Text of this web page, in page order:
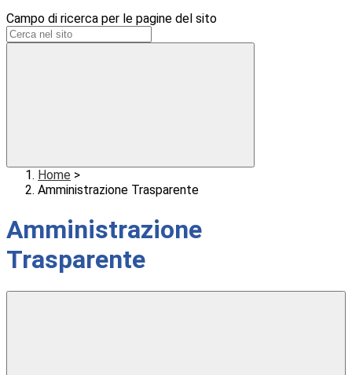
Campo di ricerca per le pagine del sito
Home >
Amministrazione Trasparente
Amministrazione
Trasparente